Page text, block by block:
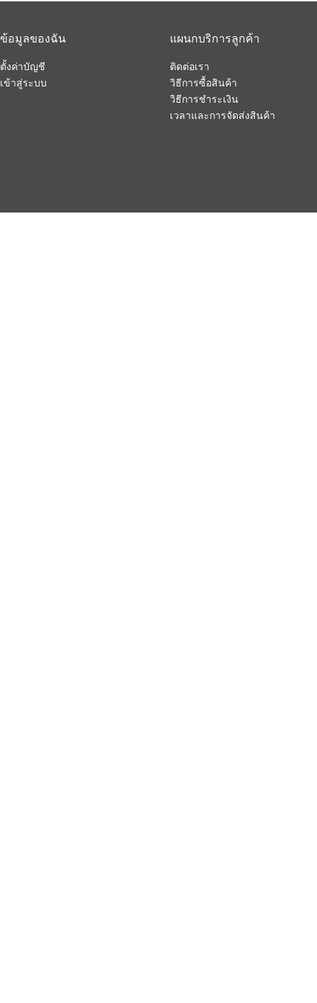
ข้อมูลของฉัน
ตั้งค่าบัญชี
เข้าสู่ระบบ
แผนกบริการลูกค้า
ติดต่อเรา
วิธีการซื้อสินค้า
วิธีการชำระเงิน
เวลาและการจัดส่งสินค้า